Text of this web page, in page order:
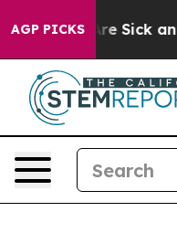
AGP PICKSAre Sick and